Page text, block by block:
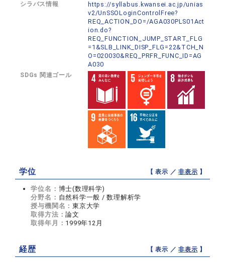
シラバス情報
https://syllabus.kwansei.ac.jp/unias
v2/UnSSOLoginControlFree?
REQ_ACTION_DO=/AGA030PLS01Act
ion.do?
REQ_FUNCTION_JUMP_START_FLG
=1&SLB_LINK_DISP_FLG=22&TCH_N
O=020030&REQ_PRFR_FUNC_ID=AG
A030
SDGs 関連ゴール
学位 【 表示 ／非表示 】
学位名： 博士(数理科学)
分野名： 自然科学一般 / 数理解析学
授与機関名：東京大学
取得方法：論文
取得年月： 1999年12月
経歴 【 表示 ／非表示 】